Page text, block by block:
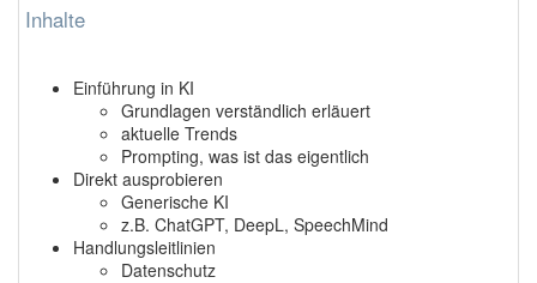
Inhalte
Einführung in KI
Grundlagen verständlich erläuert
aktuelle Trends
Prompting, was ist das eigentlich
Direkt ausprobieren
Generische KI
z.B. ChatGPT, DeepL, SpeechMind
Handlungsleitlinien
Datenschutz